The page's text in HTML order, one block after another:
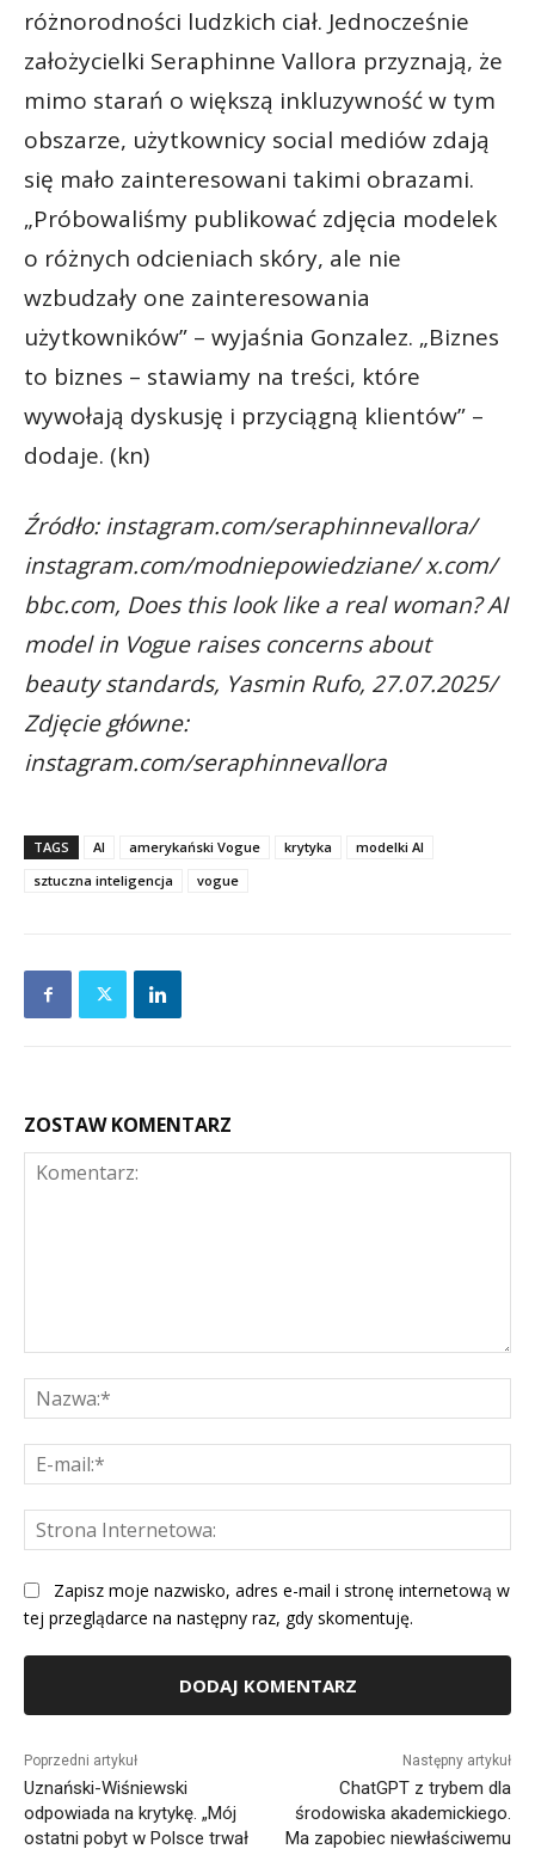
różnorodności ludzkich ciał. Jednocześnie
założycielki Seraphinne Vallora przyznają, że
mimo starań o większą inkluzywność w tym
obszarze, użytkownicy social mediów zdają
się mało zainteresowani takimi obrazami.
„Próbowaliśmy publikować zdjęcia modelek
o różnych odcieniach skóry, ale nie
wzbudzały one zainteresowania
użytkowników” – wyjaśnia Gonzalez. „Biznes
to biznes – stawiamy na treści, które
wywołają dyskusję i przyciągną klientów” –
dodaje. (kn)
Źródło: instagram.com/seraphinnevallora/
instagram.com/modniepowiedziane/ x.com/
bbc.com, Does this look like a real woman? AI
model in Vogue raises concerns about
beauty standards, Yasmin Rufo, 27.07.2025/
Zdjęcie główne:
instagram.com/seraphinnevallora
TAGS AI amerykański Vogue krytyka
modelki AI
sztuczna inteligencja
vogue
ZOSTAW KOMENTARZ
Zapisz moje nazwisko, adres e-mail i stronę internetową w
tej przeglądarce na następny raz, gdy skomentuję.
Poprzedni artykuł
Uznański-Wiśniewski
odpowiada na krytykę. „Mój
ostatni pobyt w Polsce trwał
Następny artykuł
ChatGPT z trybem dla
środowiska akademickiego.
Ma zapobiec niewłaściwemu